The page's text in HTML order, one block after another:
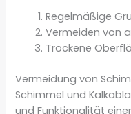
Regelmäßige
Vermeiden von
Trockene
Vermeidung von
Schimmel und
und Funktionalität